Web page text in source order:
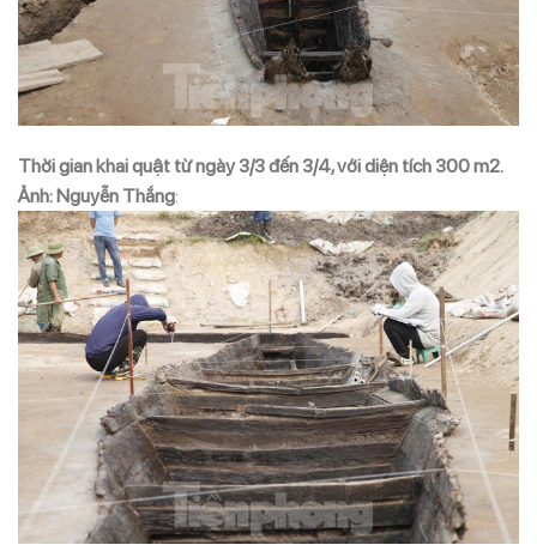
Thời gian khai quật từ ngày 3/3 đến 3/4, với diện tích 300 m2.
Ảnh: Nguyễn Thắng: